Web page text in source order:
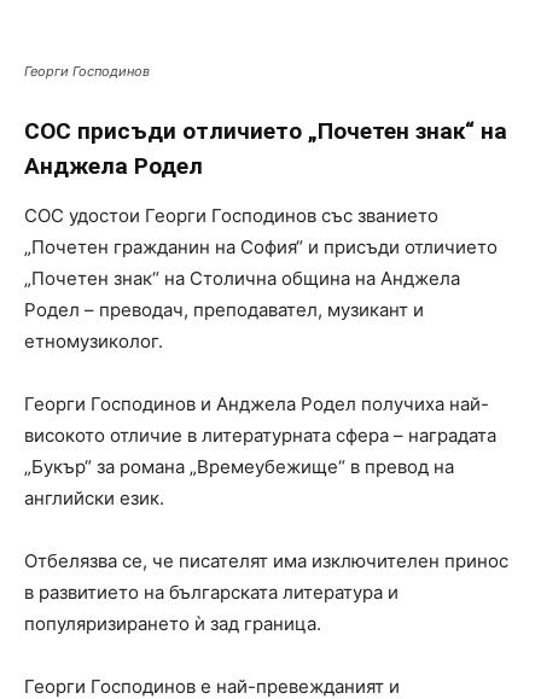
Георги Господинов
СОС присъди отличието „Почетен знак“ на
Анджела Родел
СОС удостои Георги Господинов със званието
„Почетен гражданин на София“ и присъди отличието
„Почетен знак“ на Столична община на Анджела
Родел – преводач, преподавател, музикант и
етномузиколог.
Георги Господинов и Анджела Родел получиха най-
високото отличие в литературната сфера – наградата
„Букър“ за романа „Времеубежище“ в превод на
английски език.
Отбелязва се, че писателят има изключителен принос
в развитието на българската литература и
популяризирането ѝ зад граница.
Георги Господинов е най-превежданият и